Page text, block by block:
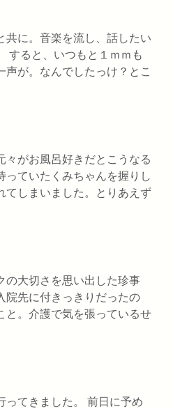
共に。音楽を流し、話したい
すると、いつもと１ｍｍも
が。なんでしたっけ？とこ
々がお風呂好きだとこうなる
っていたくみちゃんを握りし
てしまいました。とりあえず
の大切さを思い出した珍事
院先に付きっきりだったの
と。介護で気を張っているせ
ってきました。 前日に予め